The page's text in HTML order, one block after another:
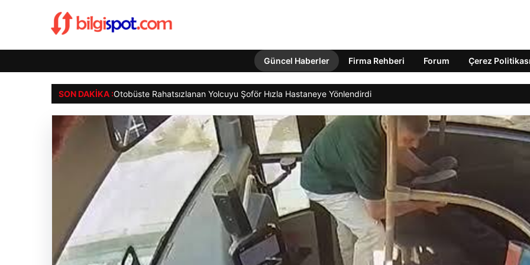
Güncel Haberler Firma Rehberi Forum Çerez
SON DAKIKA :Yola dü